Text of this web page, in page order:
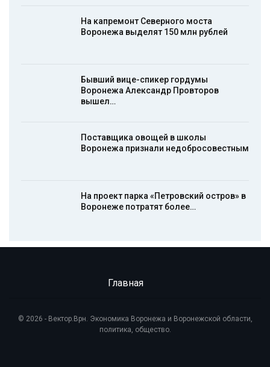
На капремонт Северного моста
Воронежа выделят 150 млн рублей
Бывший вице-спикер гордумы
Воронежа Александр Провторов
вышел…
Поставщика овощей в школы
Воронежа признали недобросовестным
На проект парка «Петровский остров» в
Воронеже потратят более…
Главная
© 2026 - Вектор.Врн. Экономика Воронежа и Воронежской области,
политика, общество.